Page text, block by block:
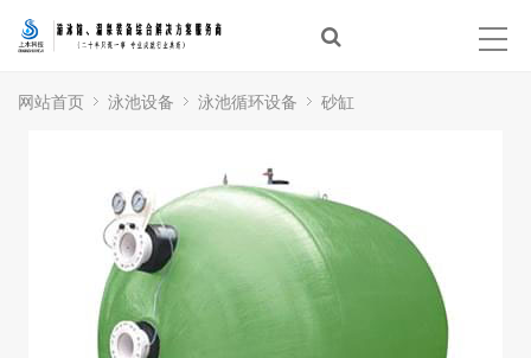
泳池建设
经典案例
泳池设备
体验中心
网站首页 泳池设备 泳池循环设备 砂缸